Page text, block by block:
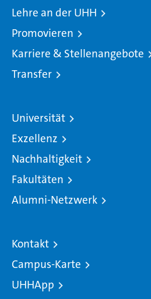
Lehre an der UHH
Promovieren
Karriere & Stellenangebote
Transfer
Universität
Exzellenz
Nachhaltigkeit
Fakultäten
Alumni-Netzwerk
Kontakt
Campus-Karte
UHHApp